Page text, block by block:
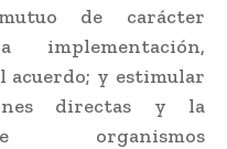
de carácter
acuerdo; y estimular
directas y la
organismos